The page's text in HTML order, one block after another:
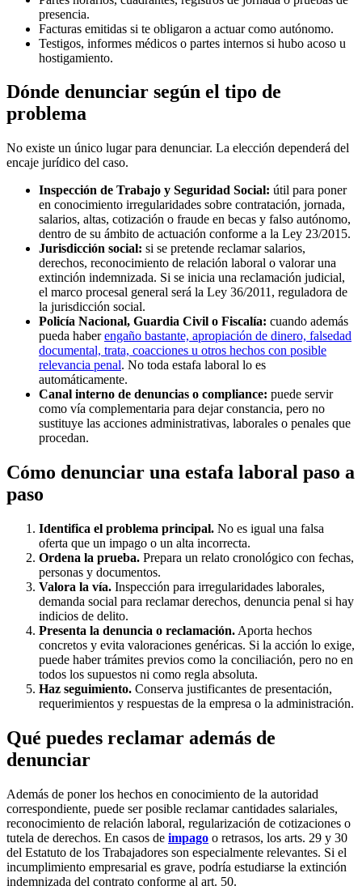
presencia.
Facturas emitidas si te obligaron a actuar como autónomo.
Testigos, informes médicos o partes internos si hubo acoso u
hostigamiento.
Dónde denunciar según el tipo de
problema
No existe un único lugar para denunciar. La elección dependerá del
encaje jurídico del caso.
Inspección de Trabajo y Seguridad Social: útil para poner
en conocimiento irregularidades sobre contratación, jornada,
salarios, altas, cotización o fraude en becas y falso autónomo,
dentro de su ámbito de actuación conforme a la Ley 23/2015.
Jurisdicción social: si se pretende reclamar salarios,
derechos, reconocimiento de relación laboral o valorar una
extinción indemnizada. Si se inicia una reclamación judicial,
el marco procesal general será la Ley 36/2011, reguladora de
la jurisdicción social.
Policía Nacional, Guardia Civil o Fiscalía: cuando además
pueda haberengaño bastante, apropiación de dinero, falsedad
documental, trata, coacciones u otros hechos con posible
relevancia penal. No toda estafa laboral lo es
automáticamente.
Canal interno de denuncias o compliance: puede servir
como vía complementaria para dejar constancia, pero no
sustituye las acciones administrativas, laborales o penales que
procedan.
Cómo denunciar una estafa laboral paso a
paso
Identifica el problema principal. No es igual una falsa
oferta que un impago o un alta incorrecta.
Ordena la prueba. Prepara un relato cronológico con fechas,
personas y documentos.
Valora la vía. Inspección para irregularidades laborales,
demanda social para reclamar derechos, denuncia penal si hay
indicios de delito.
Presenta la denuncia o reclamación. Aporta hechos
concretos y evita valoraciones genéricas. Si la acción lo exige,
puede haber trámites previos como la conciliación, pero no en
todos los supuestos ni como regla absoluta.
Haz seguimiento. Conserva justificantes de presentación,
requerimientos y respuestas de la empresa o la administración.
Qué puedes reclamar además de
denunciar
Además de poner los hechos en conocimiento de la autoridad
correspondiente, puede ser posible reclamar cantidades salariales,
reconocimiento de relación laboral, regularización de cotizaciones o
tutela de derechos. En casos de impago o retrasos, los arts. 29 y 30
del Estatuto de los Trabajadores son especialmente relevantes. Si el
incumplimiento empresarial es grave, podría estudiarse la extinción
indemnizada del contrato conforme al art. 50.